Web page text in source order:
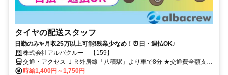
タイヤの配送スタッフ
日勤のみ✨月収25万以上可能❗残業少なめ！⏰日・週払OK♪
株式会社アルバクルー 【159】
交通・アクセス ＪＲ外房線「八積駅」より車で8分 ★交通費全額支給
★車通勤OK(無料駐車場完備) ★バイク・自転車通勤OK！
時給1,400円～1,750円